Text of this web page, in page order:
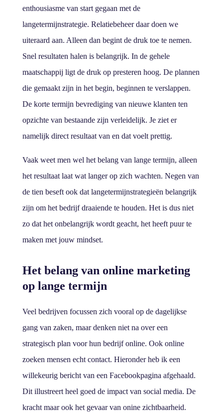
enthousiasme van start gegaan met de
langetermijnstrategie. Relatiebeheer daar doen we
uiteraard aan. Alleen dan begint de druk toe te nemen.
Snel resultaten halen is belangrijk. In de gehele
maatschappij ligt de druk op presteren hoog. De plannen
die gemaakt zijn in het begin, beginnen te verslappen.
De korte termijn bevrediging van nieuwe klanten ten
opzichte van bestaande zijn verleidelijk. Je ziet er
namelijk direct resultaat van en dat voelt prettig.
Vaak weet men wel het belang van lange termijn, alleen
het resultaat laat wat langer op zich wachten. Negen van
de tien beseft ook dat langetermijnstrategieën belangrijk
zijn om het bedrijf draaiende te houden. Het is dus niet
zo dat het onbelangrijk wordt geacht, het heeft puur te
maken met jouw mindset.
Het belang van online marketing
op lange termijn
Veel bedrijven focussen zich vooral op de dagelijkse
gang van zaken, maar denken niet na over een
strategisch plan voor hun bedrijf online. Ook online
zoeken mensen echt contact. Hieronder heb ik een
willekeurig bericht van een Facebookpagina afgehaald.
Dit illustreert heel goed de impact van social media. De
kracht maar ook het gevaar van onine zichtbaarheid.